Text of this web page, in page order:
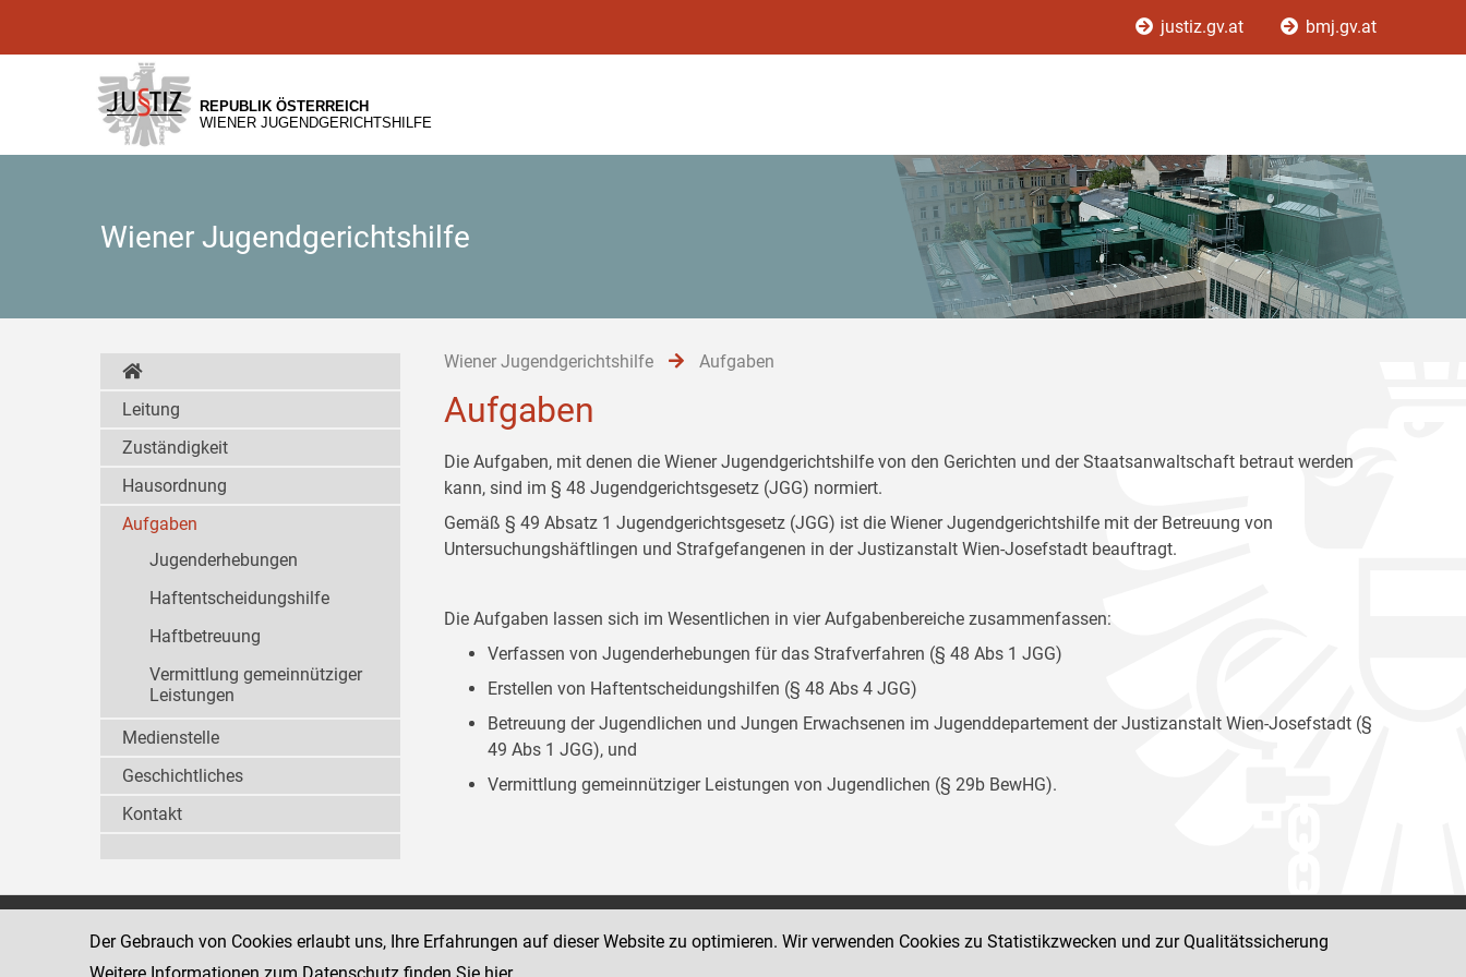
[1]
[2]
[3]
justiz.gv.at bmj.gv.at
REPUBLIK ÖSTERREICH
WIENER JUGENDGERICHTSHILFE
Wiener Jugendgerichtshilfe
Wiener Jugendgerichtshilfe Aufgaben
Aufgaben
Die Aufgaben, mit denen die Wiener Jugendgerichtshilfe von den Gerichten und der Staatsanwaltschaft betraut werden
kann, sind im § 48 Jugendgerichtsgesetz (JGG) normiert.
Gemäß § 49 Absatz 1 Jugendgerichtsgesetz (JGG) ist die Wiener Jugendgerichtshilfe mit der Betreuung von
Untersuchungshäftlingen und Strafgefangenen in der Justizanstalt Wien-Josefstadt beauftragt.
Die Aufgaben lassen sich im Wesentlichen in vier Aufgabenbereiche zusammenfassen:
Verfassen von Jugenderhebungen für das Strafverfahren (§ 48 Abs 1 JGG)
Erstellen von Haftentscheidungshilfen (§ 48 Abs 4 JGG)
Betreuung der Jugendlichen und Jungen Erwachsenen im Jugenddepartement der Justizanstalt Wien-Josefstadt (§
49 Abs 1 JGG), und
Vermittlung gemeinnütziger Leistungen von Jugendlichen (§ 29b BewHG).
Leitung
Zuständigkeit
Hausordnung
Aufgaben
Jugenderhebungen
Haftentscheidungshilfe
Haftbetreuung
Vermittlung gemeinnütziger
Leistungen
Medienstelle
Geschichtliches
Kontakt
Wiener Jugendgerichtshilfe
www.justiz.gv.at/WrJGH
1080 Wien
Social Media Kanäle
Impressum
Der Gebrauch von Cookies erlaubt uns, Ihre Erfahrungen auf dieser Website zu optimieren. Wir verwenden Cookies zu Statistikzwecken und zur Qualitätssicherung